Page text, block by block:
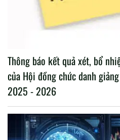
Thông báo kết quả xét, bổ
của Hội đồng chức danh
2025 - 2026